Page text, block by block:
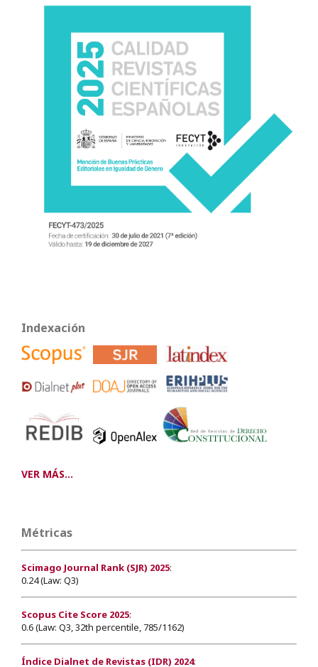
Indexación
VER MÁS...
Métricas
Scimago Journal Rank (SJR) 2025:
0.24 (Law: Q3)
Scopus Cite Score 2025:
0.6 (Law: Q3, 32th percentile, 785/1162)
Índice Dialnet de Revistas (IDR) 2024: